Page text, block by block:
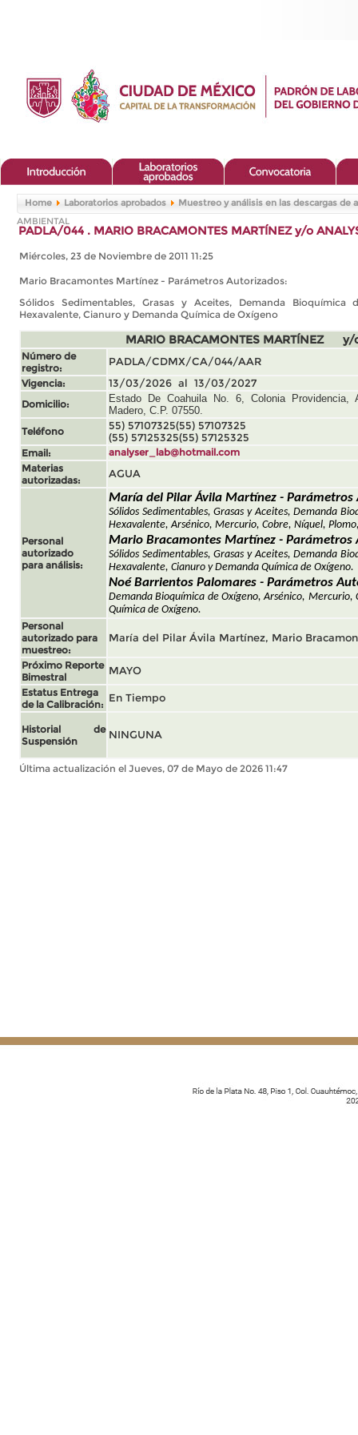
Home Laboratorios aprobados
Muestreo y análisis en las descargas de
AMBIENTAL
PADLA/044 . MARIO BRACAMONTES MARTÍNEZ y/o
Miércoles, 23 de Noviembre de 2011 11:25
Mario Bracamontes Martínez - Parámetros Autorizados:
Sólidos Sedimentables, Grasas y Aceites, Demanda Bioquímica
Hexavalente, Cianuro y Demanda Química de Oxígeno
MARIO BRACAMONTES MARTÍNEZ y/
Número de
registro:
PADLA/CDMX/CA/044/AAR
Vigencia:
13/03/2026 al 13/03/2027
Domicilio:
Estado De Coahuila No. 6, Colonia Providencia,
Madero, C.P. 07550.
Teléfono
55) 57107325(55) 57107325
(55) 57125325(55) 57125325
Email:
analyser_lab@hotmail.com
Materias
autorizadas:
AGUA
Personal
autorizado
para análisis:
María del Pilar Ávila Martínez - Parámetros
Sólidos Sedimentables, Grasas y Aceites, Demanda
Hexavalente, Arsénico, Mercurio, Cobre, Níquel,
Mario Bracamontes Martínez - Parámetros
Sólidos Sedimentables, Grasas y Aceites, Demanda
Hexavalente, Cianuro y Demanda Química de Oxígeno.
Noé Barrientos Palomares - Parámetros
Demanda Bioquímica de Oxígeno,Arsénico, Mercurio,
Química de Oxígeno.
Personal
autorizado para
muestreo:
María del Pilar Ávila Martínez, Mario
Próximo Reporte
Bimestral
MAYO
Estatus Entrega
de la Calibración:
En Tiempo
Historial de
Suspensión
NINGUNA
Última actualización el Jueves, 07 de Mayo de 2026 11:47